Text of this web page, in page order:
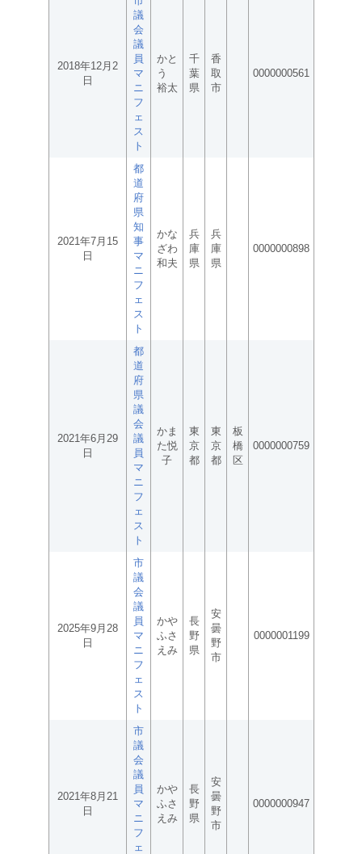
2018年12月2
日
議
会
議
員
マ
ニ
フ
ェ
ス
ト
かと
う
裕太
千
葉
県
香
取
市
0000000561
2021年7月15
日
都
道
府
県
知
事
マ
ニ
フ
ェ
ス
ト
かな
ざわ
和夫
兵
庫
県
兵
庫
県
0000000898
2021年6月29
日
都
道
府
県
議
会
議
員
マ
ニ
フ
ェ
ス
ト
かま
た悦
子
東
京
都
東
京
都
板
橋
区
0000000759
2025年9月28
日
市
議
会
議
員
マ
ニ
フ
ェ
ス
ト
かや
ふさ
えみ
長
野
県
安
曇
野
市
0000001199
2021年8月21
日
市
議
会
議
員
マ
ニ
フ
ェ
かや
ふさ
えみ
長
野
県
安
曇
野
市
0000000947